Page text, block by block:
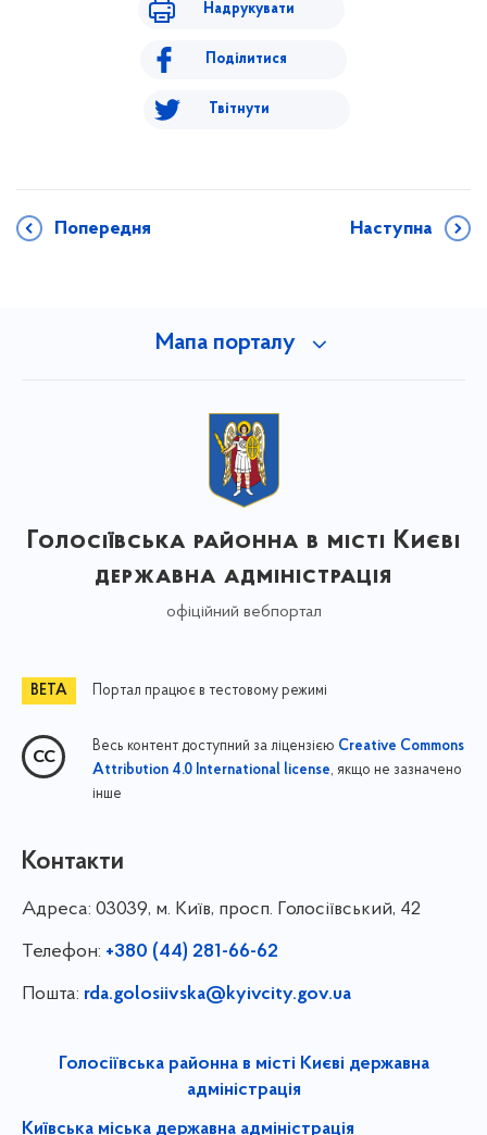
Надрукувати
Поділитися
Твітнути
Попередня Наступна
Мапа порталу
Голосіївська районна в місті Києві
державна адміністрація
офіційний вебпортал
Портал працює в тестовому режимі
Весь контент доступний за ліцензією Creative Commons
Attribution 4.0 International license, якщо не зазначено
інше
Контакти
Адреса: 03039, м. Київ, просп. Голосіївський, 42
Телефон: +380 (44) 281-66-62
Пошта: rda.golosiivska@kyivcity.gov.ua
Голосіївська районна в місті Києві державна
адміністрація
Київська міська державна адміністрація